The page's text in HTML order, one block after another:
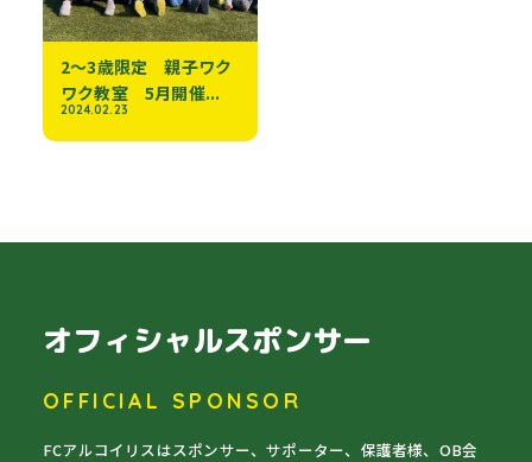
2～3歳限定 親子ワク
ワク教室 5月開催...
2024.02.23
オフィシャルスポンサー
OFFICIAL SPONSOR
FCアルコイリスはスポンサー、サポーター、保護者様、OB会